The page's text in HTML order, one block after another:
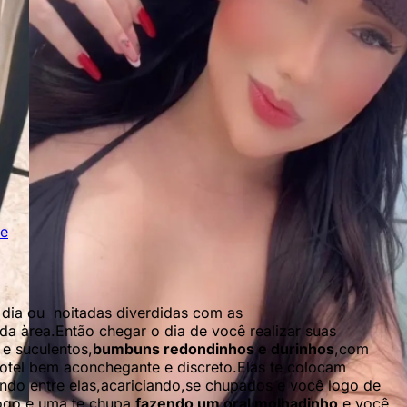
Verificada
7
ou noitadas diverdidas com as
àrea.Então chegar o dia de você realizar suas
suculentos,bumbuns redondinhos e durinhos,com
bem aconchegante e discreto.Elas te colocam
entre elas,acariciando,se chupados e você logo de